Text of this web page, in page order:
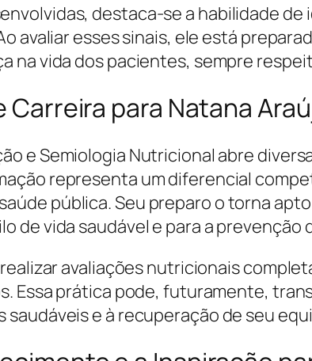
destaca-se a habilidade
avaliar esses sinais, ele está
na vida dos pacientes, sempre
Carreira para Natana
e Semiologia Nutricional abre
representa um diferencial
pública. Seu preparo o torna
de vida saudável e para a prevenção
avaliações nutricionais
Essa prática pode, futuramente,
saudáveis e à recuperação de seu